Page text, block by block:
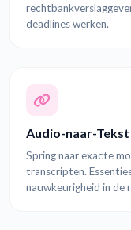
deadlines werken.
Audio-naar-Tekst
Spring naar exacte
transcripten.
nauwkeurigheid in de